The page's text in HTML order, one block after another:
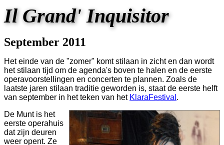
Il Grand' Inquisitor
September 2011
Het einde van de "zomer" komt stilaan in zicht en dan wordt
het stilaan tijd om de agenda's boven te halen en de eerste
operavoorstellingen en concerten te plannen. Zoals de
laatste jaren stilaan traditie geworden is, staat de eerste helft
van september in het teken van het KlaraFestival .
De Munt is het
eerste operahuis
dat zijn deuren
weer opent. Ze